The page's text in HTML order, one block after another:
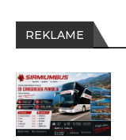
REKLAME